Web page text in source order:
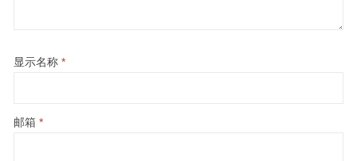
显示名称 *
邮箱 *